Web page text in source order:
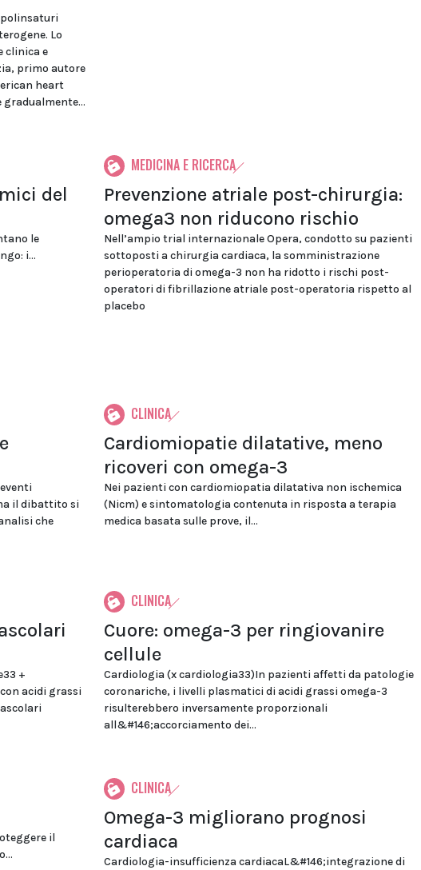
polinsaturi
Lo
clinica e
primo autore
heart
del
le
i...
MEDICINA E RICERCA
Prevenzione atriale post-chirurgia:
omega3 non riducono rischio
Nell’ampio trial internazionale Opera, condotto su pazienti
sottoposti a chirurgia cardiaca, la somministrazione
perioperatoria di omega-3 non ha ridotto i rischi post-
operatori di fibrillazione atriale post-operatoria rispetto al
placebo
il dibattito si
che
CLINICA
Cardiomiopatie dilatative, meno
ricoveri con omega-3
Nei pazienti con cardiomiopatia dilatativa non ischemica
(Nicm) e sintomatologia contenuta in risposta a terapia
medica basata sulle prove, il...
+
acidi grassi
CLINICA
Cuore: omega-3 per ringiovanire
cellule
Cardiologia (x cardiologia33)In pazienti affetti da patologie
coronariche, i livelli plasmatici di acidi grassi omega-3
risulterebbero inversamente proporzionali
all&#146;accorciamento dei...
il
CLINICA
Omega-3 migliorano prognosi
cardiaca
Cardiologia-insufficienza cardiacaL&#146;integrazione di